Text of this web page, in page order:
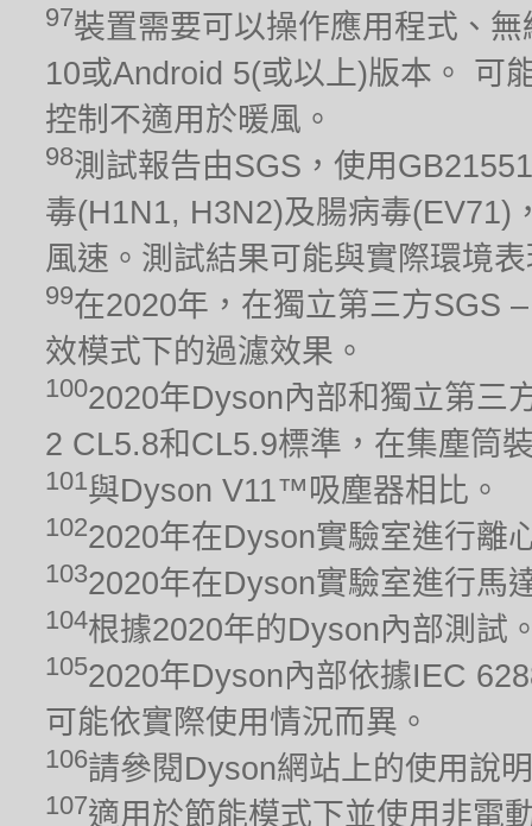
97裝置需要可以操作應用程式、
10或Android 5(或以上)版本。 可
控制不適用於暖風。
98測試報告由SGS，使用
毒(H1N1, H3N2)及腸病毒(EV71)
風速。測試結果可能與實際環境
99在2020年，在獨立第三方SGS
效模式下的過濾效果。
1002020年Dyson內部和獨立第三
2 CL5.8和CL5.9標準，在集塵筒
101與Dyson V11™吸塵器相比。
1022020年在Dyson實驗室進行離
1032020年在Dyson實驗室進行馬
104根據2020年的Dyson內部測試
1052020年Dyson內部依據IEC
可能依實際使用情況而異。
106請參閱Dyson網站上的使用說
107適用於節能模式下並使用非電